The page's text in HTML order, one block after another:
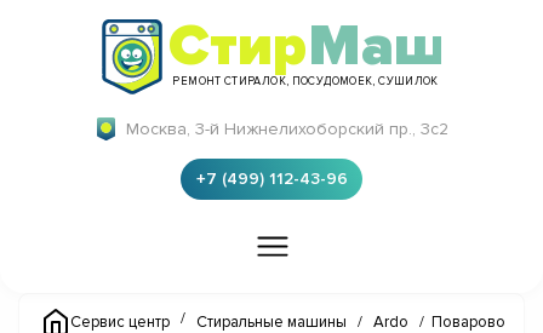
СтирМаш
РЕМОНТ СТИРАЛОК, ПОСУДОМОЕК, СУШИЛОК
Москва, 3-й Нижнелихоборский пр., 3с2
+7 (499) 112-43-96
Сервис центр / Стиральные машины / Ardo / Поварово